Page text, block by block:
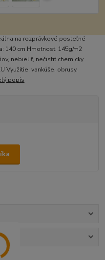
na rozprávkové posteľné
140 cm Hmotnosť: 145g/m2
nebieliť, nečistiť chemicky
Využitie: vankúše, obrusy,
popis